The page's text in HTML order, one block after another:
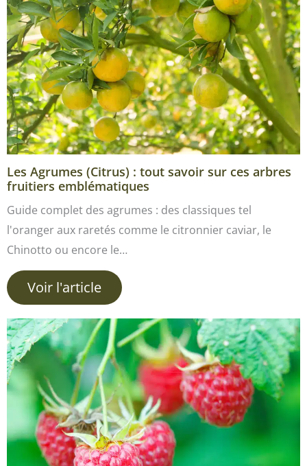
Les Agrumes (Citrus) : tout savoir sur ces arbres
fruitiers emblématiques
Guide complet des agrumes : des classiques tel
l'oranger aux raretés comme le citronnier caviar, le
Chinotto ou encore le…
Voir l'article